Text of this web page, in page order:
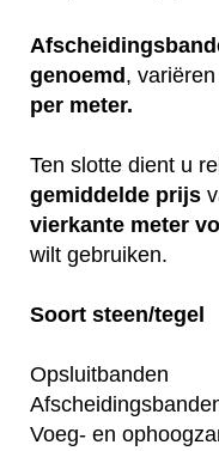
genoemd ,
per meter.
Ten slotte dient u
gemiddelde prijs
vierkante meter
wilt gebruiken.
Soort steen/tegel
Opsluitbanden
Voeg- en